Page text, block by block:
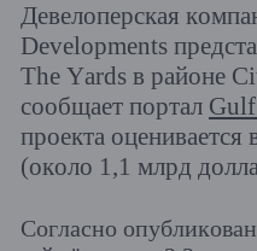
Девелоперская
Developments
The Yards в районе
сообщает портал
проекта
(около 1,1 млрд
Согласно